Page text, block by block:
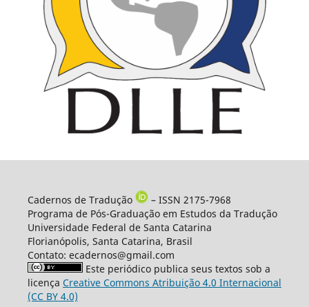
Cadernos de Tradução
– ISSN 2175-7968
Programa de Pós-Graduação em Estudos da Tradução
Universidade Federal de Santa Catarina
Florianópolis, Santa Catarina, Brasil
Contato: ecadernos@gmail.com
Este periódico publica seus textos sob a
licença Creative Commons Atribuição 4.0 Internacional
(CC BY 4.0)